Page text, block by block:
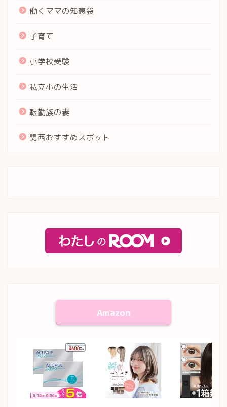
働くママの知恵袋
子育て
小学校受験
私立小の生活
転勤族の妻
関西おすすめスポット
Amazon